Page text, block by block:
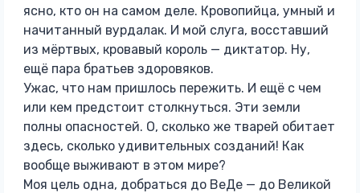
ясно, кто он на самом деле. Кровопийца, умный и
начитанный вурдалак. И мой слуга, восставший
из мёртвых, кровавый король — диктатор. Ну,
ещё пара братьев здоровяков.
Ужас, что нам пришлось пережить. И ещё с чем
или кем предстоит столкнуться. Эти земли
полны опасностей. О, сколько же тварей обитает
здесь, сколько удивительных созданий! Как
вообще выживают в этом мире?
Моя цель одна, добраться до ВеДе — до Великой